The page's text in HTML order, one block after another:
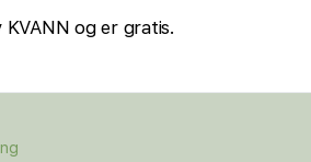
og er gratis.